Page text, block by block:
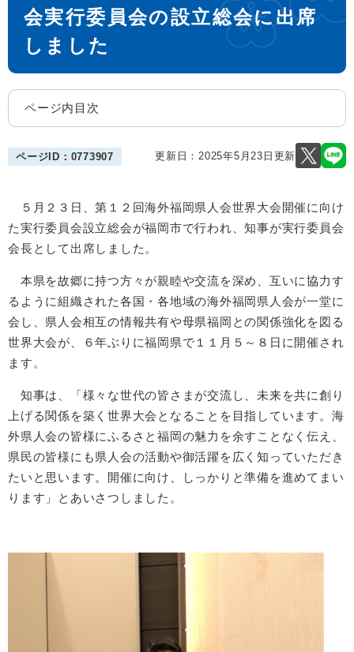
会実行委員会の設立総会に出席
しました
ページ内目次
ページID：0773907 更新日：2025年5月23日更新
５月２３日、第１２回海外福岡県人会世界大会開催に向け
た実行委員会設立総会が福岡市で行われ、知事が実行委員会
会長として出席しました。
本県を故郷に持つ方々が親睦や交流を深め、互いに協力す
るように組織された各国・各地域の海外福岡県人会が一堂に
会し、県人会相互の情報共有や母県福岡との関係強化を図る
世界大会が、６年ぶりに福岡県で１１月５～８日に開催され
ます。
知事は、「様々な世代の皆さまが交流し、未来を共に創り
上げる関係を築く世界大会となることを目指しています。海
外県人会の皆様にふるさと福岡の魅力を余すことなく伝え、
県民の皆様にも県人会の活動や御活躍を広く知っていただき
たいと思います。開催に向け、しっかりと準備を進めてまい
ります」とあいさつしました。